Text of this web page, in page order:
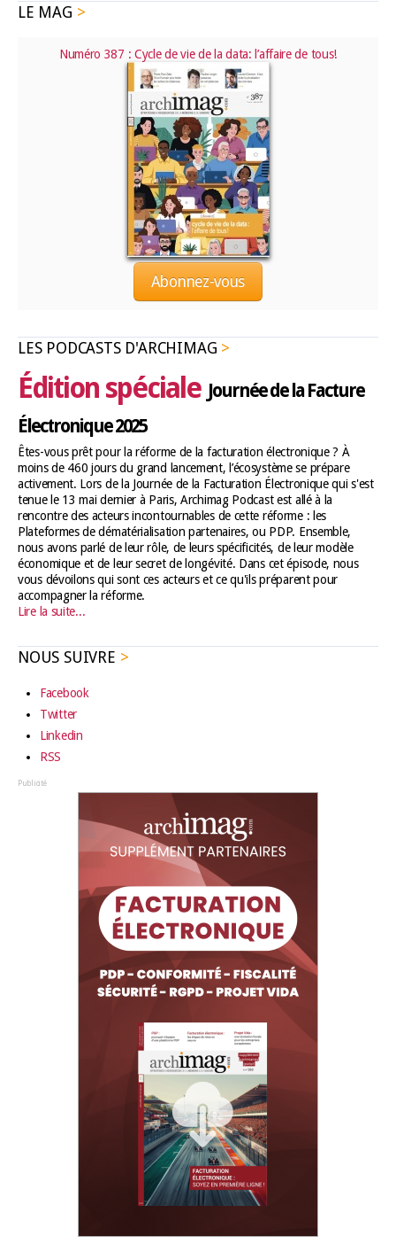
LE MAG
Numéro 387 : Cycle de vie de la data: l’affaire de tous!
Abonnez-vous
LES PODCASTS D'ARCHIMAG
Édition spéciale Journée de la Facture
Électronique 2025
Êtes-vous prêt pour la réforme de la facturation électronique ? À
moins de 460 jours du grand lancement, l’écosystème se prépare
activement. Lors de la Journée de la Facturation Électronique qui s'est
tenue le 13 mai dernier à Paris, Archimag Podcast est allé à la
rencontre des acteurs incontournables de cette réforme : les
Plateformes de dématérialisation partenaires, ou PDP. Ensemble,
nous avons parlé de leur rôle, de leurs spécificités, de leur modèle
économique et de leur secret de longévité. Dans cet épisode, nous
vous dévoilons qui sont ces acteurs et ce qu'ils préparent pour
accompagner la réforme.
Lire la suite...
NOUS SUIVRE
Facebook
Twitter
Linkedin
RSS
Publicité